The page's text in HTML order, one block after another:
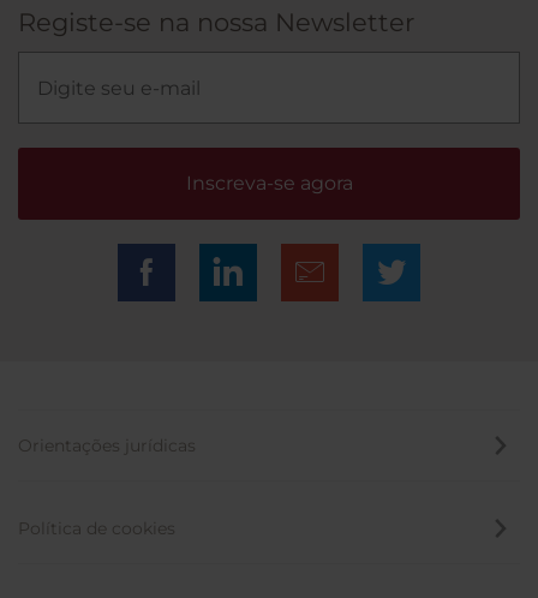
Registe-se na nossa Newsletter
Inscreva-se agora
Orientações jurídicas
Política de cookies